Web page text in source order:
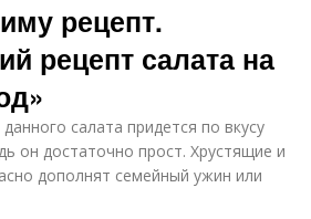
рецепт.
рецепт салата на
салата придется по вкусу
он достаточно прост. Хрустящие и
дополнят семейный ужин или